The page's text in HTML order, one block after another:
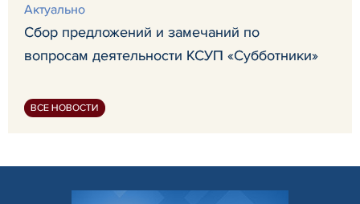
Актуально
Сбор предложений и замечаний по
вопросам деятельности КСУП «Субботники»
ВСЕ НОВОСТИ